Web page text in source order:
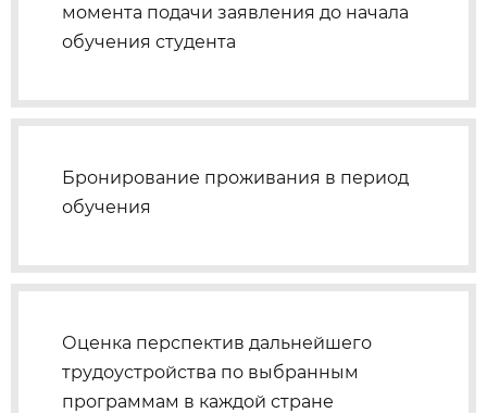
момента подачи заявления до начала
обучения студента
Бронирование проживания в период
обучения
Оценка перспектив дальнейшего
трудоустройства по выбранным
программам в каждой стране